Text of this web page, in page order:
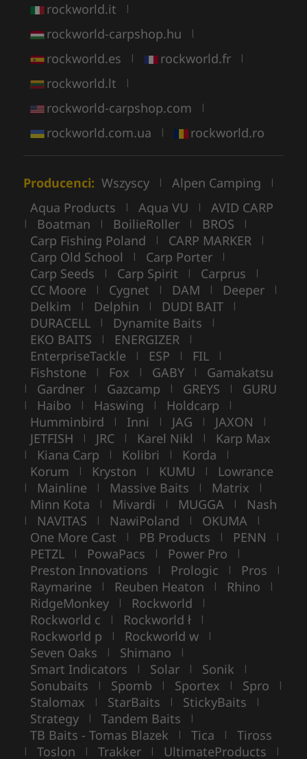
rockworld.it |
rockworld-carpshop.hu |
rockworld.es | rockworld.fr |
rockworld.lt |
rockworld-carpshop.com |
rockworld.com.ua | rockworld.ro
Producenci: Wszyscy | Alpen Camping |
Aqua Products | Aqua VU | AVID CARP
| Boatman | BoilieRoller | BROS |
Carp Fishing Poland | CARP MARKER |
Carp Old School | Carp Porter |
Carp Seeds | Carp Spirit | Carprus |
CC Moore | Cygnet | DAM | Deeper |
Delkim | Delphin | DUDI BAIT |
DURACELL | Dynamite Baits |
EKO BAITS | ENERGIZER |
EnterpriseTackle | ESP | FIL |
Fishstone | Fox | GABY | Gamakatsu
| Gardner | Gazcamp | GREYS | GURU
| Haibo | Haswing | Holdcarp |
Humminbird | Inni | JAG | JAXON |
JETFISH | JRC | Karel Nikl | Karp Max
| Kiana Carp | Kolibri | Korda |
Korum | Kryston | KUMU | Lowrance
| Mainline | Massive Baits | Matrix |
Minn Kota | Mivardi | MUGGA | Nash
| NAVITAS | NawiPoland | OKUMA |
One More Cast | PB Products | PENN |
PETZL | PowaPacs | Power Pro |
Preston Innovations | Prologic | Pros |
Raymarine | Reuben Heaton | Rhino |
RidgeMonkey | Rockworld |
Rockworld c | Rockworld ł |
Rockworld p | Rockworld w |
Seven Oaks | Shimano |
Smart Indicators | Solar | Sonik |
Sonubaits | Spomb | Sportex | Spro |
Stalomax | StarBaits | StickyBaits |
Strategy | Tandem Baits |
TB Baits - Tomas Blazek | Tica | Tiross
| Toslon | Trakker | UltimateProducts |